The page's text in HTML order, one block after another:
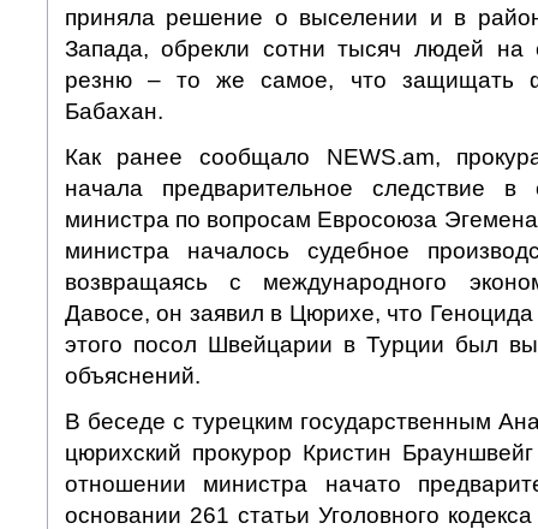
приняла решение о выселении и в
Запада, обрекли сотни тысяч людей на
резню – то же самое, что защищать
Бабахан.
Как ранее сообщало NEWS.am,
начала предварительное следствие в
министра по вопросам Евросоюза
министра началось судебное
возвращаясь с международного
Давосе, он заявил в Цюрихе, что
этого посол Швейцарии в Турции был
объяснений.
В беседе с турецким государственным
цюрихский прокурор Кристин
отношении министра начато
основании 261 статьи Уголовного